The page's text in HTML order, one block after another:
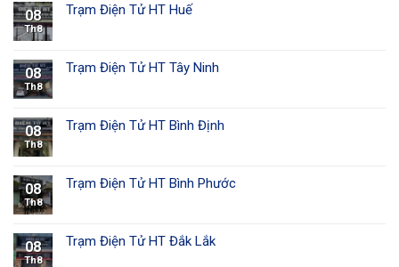
08
Th8
Trạm Điện Tử HT Huế
08
Th8
Trạm Điện Tử HT Tây Ninh
08
Th8
Trạm Điện Tử HT Bình Định
08
Th8
Trạm Điện Tử HT Bình Phước
08
Th8
Trạm Điện Tử HT Đắk Lắk